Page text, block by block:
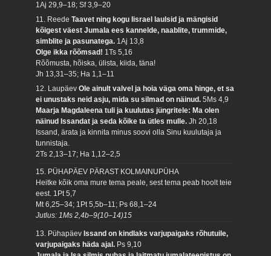
1Aj 29,9–18; Sf 3,9–20
11. ReedeTaavet ning kogu Iisrael laulsid ja mängisid
kõigest väest Jumala ees kannelde, naablite, trummide,
simblite ja pasunatega. 1Aj 13,8
Olge ikka rõõmsad! 1Ts 5,16
Rõõmusta, hõiska, ülista, kiida, täna!
Jh 13,31–35; Ha 1,1–11
12. LaupäevOle ainult valvel ja hoia väga oma hinge, et sa
ei unustaks neid asju, mida su silmad on näinud.5Ms 4,9
Maarja Magdaleena tuli ja kuulutas jüngritele: Ma olen
näinud Issandat ja seda kõike ta ütles mulle.Jh 20,18
Issand, ärata ja kinnita minus soovi olla Sinu kuulutaja ja
tunnistaja.
2Ts 2,13–17; Ha 1,12–2,5
15. PÜHAPÄEV PÄRAST KOLMAINUPÜHA
Heitke kõik oma mure tema peale, sest tema peab hoolt teie
eest. 1Pt 5,7
Mt 6,25–34; 1Pt 5,5b–11; Ps 68,1–24
Jutlus: 1Ms 2,4b–9(10–14)15
13. PühapäevIssand on kindlaks varjupaigaks rõhutuile,
varjupaigaks häda ajal. Ps 9,10